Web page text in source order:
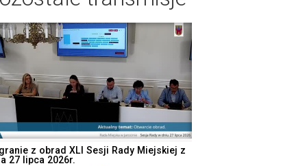
z obrad XLI Sesji Rady Miejskiej z
27 lipca 2026r.